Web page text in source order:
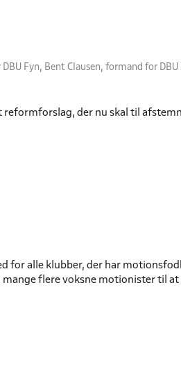
Fyn, Bent Clausen, formand for
reformforslag, der nu skal til
for alle klubber, der har
flere voksne motionister til